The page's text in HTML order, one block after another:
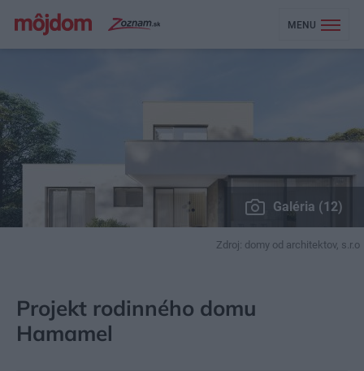
MENU
Galéria (12)
Zdroj: domy od architektov, s.r.o
Projekt rodinného domu
Hamamel